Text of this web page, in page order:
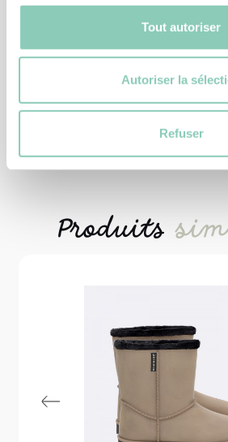
Tout autoriser
Autoriser la
Refuser
TIRE BOTTE PLASTIQUE
6,90 €
Produits